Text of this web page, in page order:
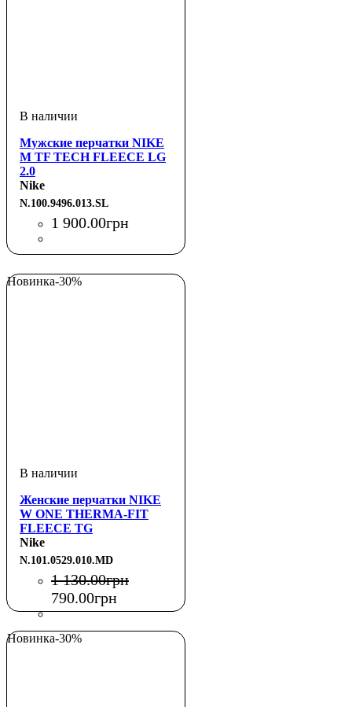
Мужские перчатки NIKE
M TF TECH FLEECE LG
2.0
BLACK/BLACK/BLACK
S
Nike
N.100.9496.013.SL
1 900.00грн
Новинка-30%
Женские перчатки NIKE
W ONE THERMA-FIT
FLEECE TG
BLACK/WHITE M
Nike
N.101.0529.010.MD
1 130.00грн
790.00грн
Новинка-30%